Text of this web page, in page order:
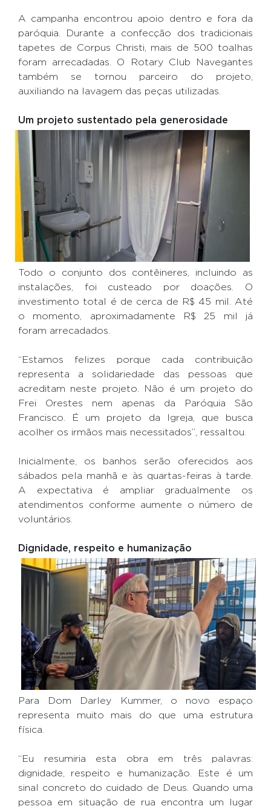
A campanha encontrou apoio dentro e fora da
paróquia. Durante a confecção dos tradicionais
tapetes de Corpus Christi, mais de 500 toalhas
foram arrecadadas. O Rotary Club Navegantes
também se tornou parceiro do projeto,
auxiliando na lavagem das peças utilizadas.
Um projeto sustentado pela generosidade
Todo o conjunto dos contêineres, incluindo as
instalações, foi custeado por doações. O
investimento total é de cerca de R$ 45 mil. Até
o momento, aproximadamente R$ 25 mil já
foram arrecadados.
“Estamos felizes porque cada contribuição
representa a solidariedade das pessoas que
acreditam neste projeto. Não é um projeto do
Frei Orestes nem apenas da Paróquia São
Francisco. É um projeto da Igreja, que busca
acolher os irmãos mais necessitados”, ressaltou.
Inicialmente, os banhos serão oferecidos aos
sábados pela manhã e às quartas-feiras à tarde.
A expectativa é ampliar gradualmente os
atendimentos conforme aumente o número de
voluntários.
Dignidade, respeito e humanização
Para Dom Darley Kummer, o novo espaço
representa muito mais do que uma estrutura
física.
“Eu resumiria esta obra em três palavras:
dignidade, respeito e humanização. Este é um
sinal concreto do cuidado de Deus. Quando uma
pessoa em situação de rua encontra um lugar